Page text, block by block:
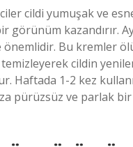
cildi yumuşak ve
görünüm kazandırır.
önemlidir. Bu kremler
cildin
Haftada 1-2 kez
pürüzsüz ve parlak